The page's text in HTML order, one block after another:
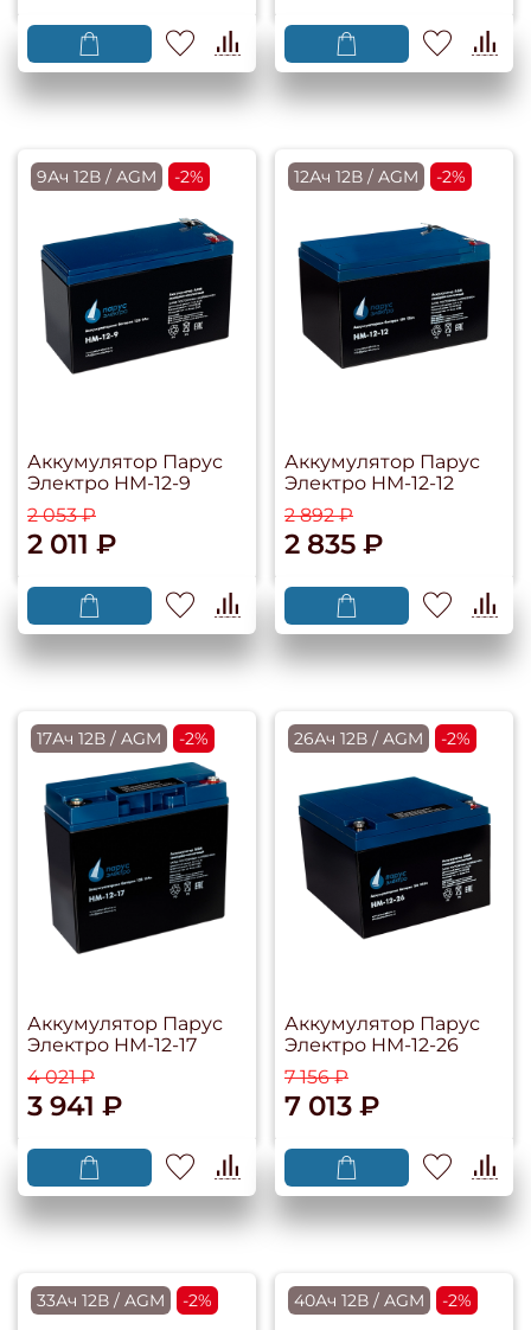
9Ач 12В / AGM -2%
Аккумулятор Парус
Электро HM-12-9
2 053 ₽
2 011 ₽
12Ач 12В / AGM -2%
Аккумулятор Парус
Электро HM-12-12
2 892 ₽
2 835 ₽
17Ач 12В / AGM -2%
Аккумулятор Парус
Электро HM-12-17
4 021 ₽
3 941 ₽
26Ач 12В / AGM -2%
Аккумулятор Парус
Электро HM-12-26
7 156 ₽
7 013 ₽
33Ач 12В / AGM -2% 40Ач 12В / AGM -2%